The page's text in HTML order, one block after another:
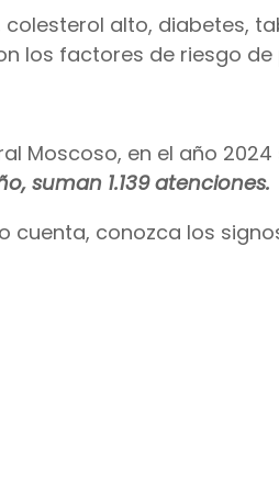
colesterol alto, diabetes,
los factores de riesgo de
Moscoso, en el año
suman 1.139 atenciones.
cuenta, conozca los